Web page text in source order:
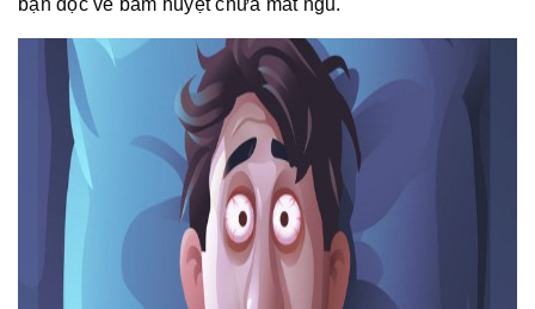
bạn đọc về bấm huyệt chữa mất ngủ.